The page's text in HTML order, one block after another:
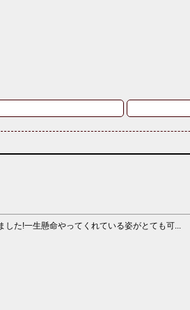
た!一生懸命やってくれている姿がとても可...